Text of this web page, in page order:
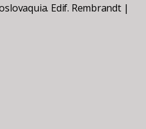
Edif. Rembrandt |